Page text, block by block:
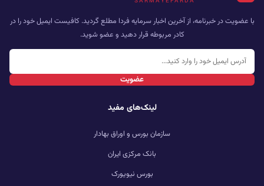
با عضویت در خبرنامه، از آخرین اخبار سرمایه فردا مطلع گردید. کافیست ایمیل خود را در
کادر مربوطه قرار دهید و عضو شوید.
عضویت
لینک‌های مفید
سازمان بورس و اوراق بهادار
بانک مرکزی ایران
بورس نیویورک